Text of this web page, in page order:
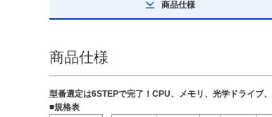
商品仕様
商品仕様
型番選定は6STEPで完了！CPU、メモリ、光学ドライブ
■規格表